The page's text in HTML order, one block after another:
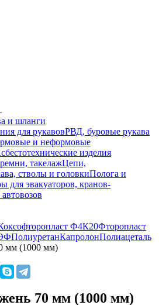
и шланги
для рукавовРВД, буровые рукава
и неформовые
изделия
такелажЦепи,
стволы и головкиПолога и
для эвакуаторов, кранов-
Ф4К20Фторопласт
ПолиуретанКапролонПолиацеталь
мм (1000 мм)
70 мм (1000 мм)